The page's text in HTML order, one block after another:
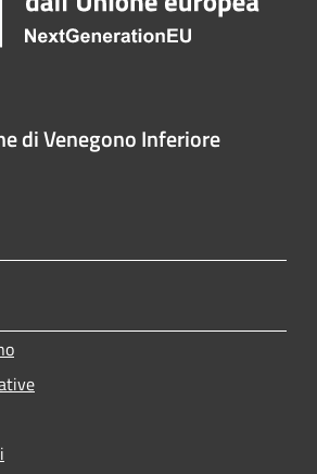
di Venegono Inferiore